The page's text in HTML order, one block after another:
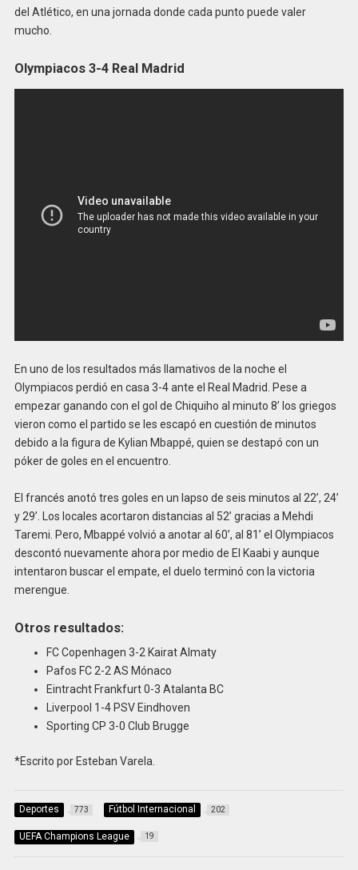
del Atlético, en una jornada donde cada punto puede valer
mucho.
Olympiacos 3-4 Real Madrid
En uno de los resultados más llamativos de la noche el
Olympiacos perdió en casa 3-4 ante el Real Madrid. Pese a
empezar ganando con el gol de Chiquiho al minuto 8’ los griegos
vieron como el partido se les escapó en cuestión de minutos
debido a la figura de Kylian Mbappé, quien se destapó con un
póker de goles en el encuentro.
El francés anotó tres goles en un lapso de seis minutos al 22’, 24’
y 29’. Los locales acortaron distancias al 52’ gracias a Mehdi
Taremi. Pero, Mbappé volvió a anotar al 60’, al 81’ el Olympiacos
descontó nuevamente ahora por medio de El Kaabi y aunque
intentaron buscar el empate, el duelo terminó con la victoria
merengue.
Otros resultados:
FC Copenhagen 3-2 Kairat Almaty
Pafos FC 2-2 AS Mónaco
Eintracht Frankfurt 0-3 Atalanta BC
Liverpool 1-4 PSV Eindhoven
Sporting CP 3-0 Club Brugge
*Escrito por Esteban Varela.
Deportes 773 Fútbol Internacional 202
UEFA Champions League 19